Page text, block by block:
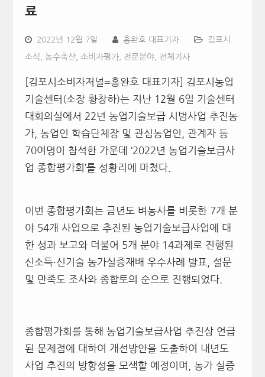
료
2022년 12월 7일 홍완호 대표기자 김포시
소식 농수축산, 소비자평가, 전문분야, 전체기사
[김포시소비자저널=홍완호 대표기자] 김포시농업
기술센터(소장 황창하)는 지난 12월 6일 기술센터
대회의실에서 22년 농업기술보급 시범사업 추진농
가, 농업인 학습단체장 및 관심농업인, 관계자 등
70여명이 참석한 가운데 ‘2022년 농업기술보급사
업 종합평가회’를 성황리에 마쳤다.
이번 종합평가회는 금년도 벼농사를 비롯한 7개 분
야 54개 사업으로 추진된 농업기술보급사업에 대
한 성과 보고와 더불어 5개 분야 14과제로 진행된
신소득·신기술 농가실증재배 우수사례 발표, 설문
및 만족도 조사와 종합토의 순으로 진행되었다.
종합평가회를 통해 농업기술보급사업 추진상 언급
된 문제점에 대하여 개선방안을 도출하여 내년도
사업 추진의 방향성을 모색할 예정이며, 농가 실증